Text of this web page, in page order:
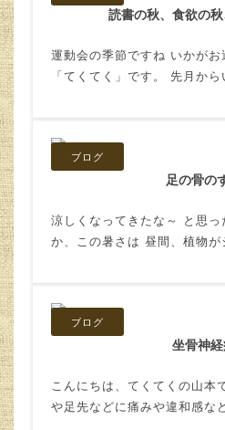
読書の秋、食欲の
運動会の季節ですね いかがお
「てくてく」です。 先月か
ブログ
足の骨の
涼しくなってきたな～ と思っ
か、この暑さは 昼間、植物
ブログ
坐骨神
こんにちは、てくてくの山本
や足先などに痛みや違和感な